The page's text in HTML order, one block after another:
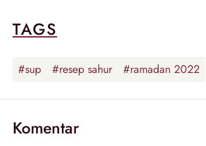
TAGS
#sup #resep sahur #ramadan 2022
Komentar